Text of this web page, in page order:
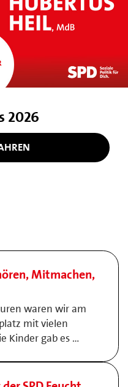
2026
Mitmachen,
waren wir am
mit vielen
Kinder gab es …